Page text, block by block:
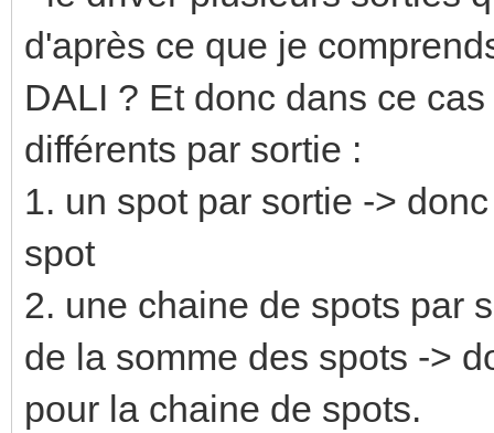
d'après ce que je
DALI ? Et donc dans ce
différents par sortie :
1. un spot par sortie ->
spot
2. une chaine de spots par
de la somme des spots ->
pour la chaine de spots.